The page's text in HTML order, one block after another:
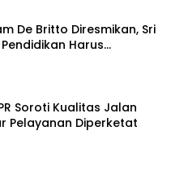
De Britto Diresmikan, Sri
Harus
Soroti Kualitas Jalan
Pelayanan Diperketat